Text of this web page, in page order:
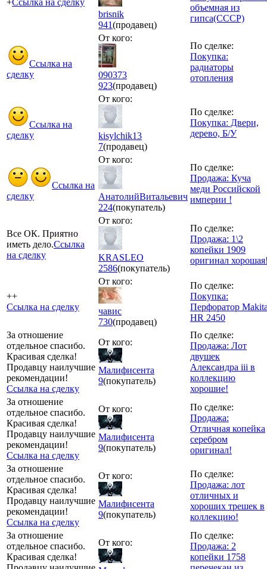
brisnik
941(продавец)
объемная из
гипса(СССР)
Ссылка на
сделку
От кого:
090373
923(продавец)
По сделке:
Покупка:
радиаторы
отопления
Ссылка на
сделку
От кого:
kisylchik13
7(продавец)
По сделке:
Покупка: Двери,
дерево, Б/У
Ссылка на
сделку
От кого:
АнатолийВитальевич
224(покупатель)
По сделке:
Продажа: Куча
меди Российской
империи !
Все ОК. Приятно
иметь дело.Ссылка
на сделку
От кого:
KRASLEO
2586(покупатель)
По сделке:
Продажа: 1\2
копейки 1909
оригинал
++
Ссылка на сделку
От кого:
чавис
730(продавец)
По сделке:
Покупка:
Перфоратор
HR 2450
За отношение
отдельное спасибо.
Красивая сделка!
Продавцу наилучшие
рекомендации!
Ссылка на сделку
От кого:
Малифисента
9(покупатель)
По сделке:
Продажа: Лот
двушек
Александра iii в
коллекцию
хорошие!
За отношение
отдельное спасибо.
Красивая сделка!
Продавцу наилучшие
рекомендации!
Ссылка на сделку
От кого:
Малифисента
9(покупатель)
По сделке:
Продажа:
Отличная копейка
серебром
оригинал!
За отношение
отдельное спасибо.
Красивая сделка!
Продавцу наилучшие
рекомендации!
Ссылка на сделку
От кого:
Малифисента
9(покупатель)
По сделке:
Продажа: лот
отличных и
хороших трешек в
коллекцию!
За отношение
отдельное спасибо.
Красивая сделка!
От кого:
По сделке:
Продажа: 2
копейки 1758